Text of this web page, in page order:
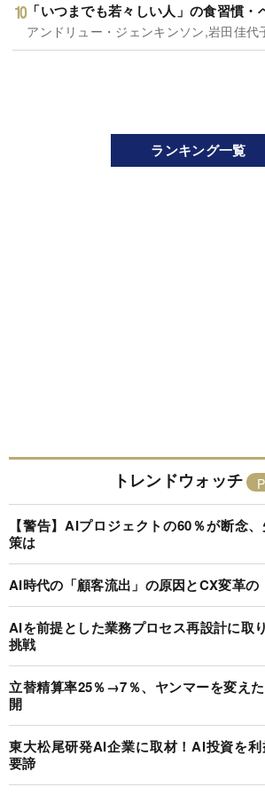
「いつまでも若々しい人」の食習慣・
アンドリュー・ジェンキンソン,岩田佳代
ランキング一覧
トレンドウォッチ
【警告】AIプロジェクトの60％が断念
策は
AI時代の「顧客流出」の原因とCX変革の
AIを前提とした業務プロセス再設計に取
挑戦
立替精算率25％→7％、ヤンマーを変え
開
東大松尾研発AI企業に取材！AI投資を
要諦